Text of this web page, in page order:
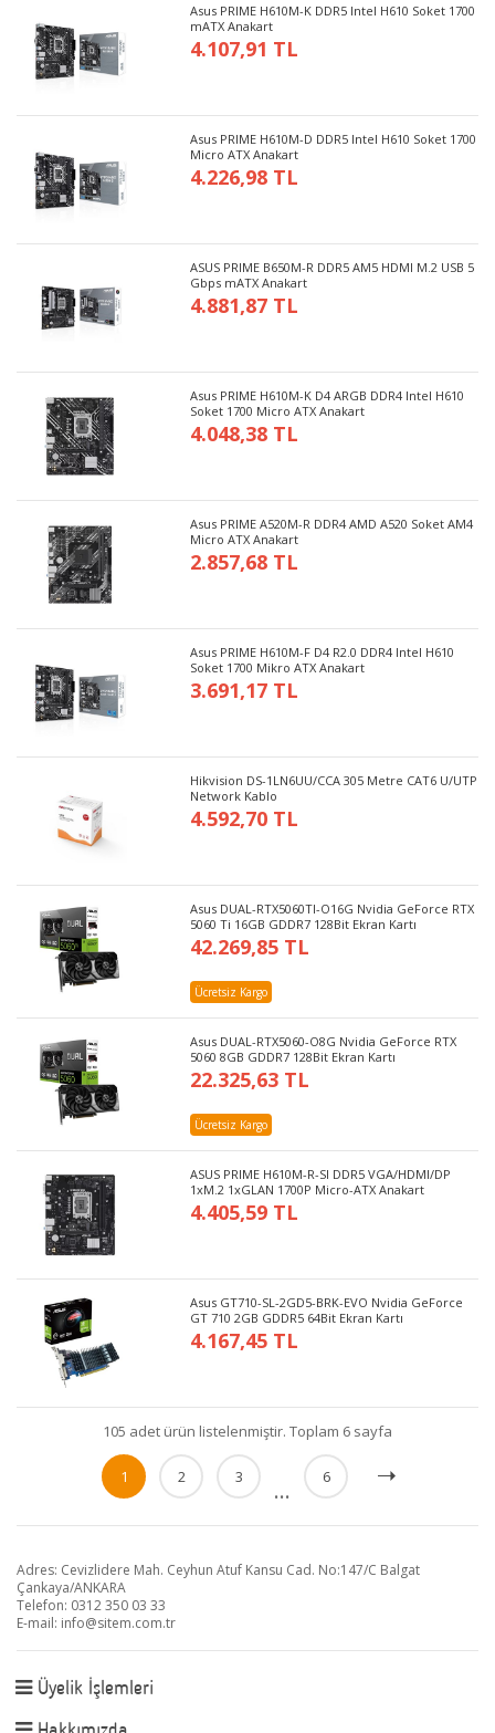
Asus PRIME H610M-K DDR5 Intel H610 Soket 1700
mATX Anakart
4.107,91 TL
Asus PRIME H610M-D DDR5 Intel H610 Soket 1700
Micro ATX Anakart
4.226,98 TL
ASUS PRIME B650M-R DDR5 AM5 HDMI M.2 USB 5
Gbps mATX Anakart
4.881,87 TL
Asus PRIME H610M-K D4 ARGB DDR4 Intel H610
Soket 1700 Micro ATX Anakart
4.048,38 TL
Asus PRIME A520M-R DDR4 AMD A520 Soket AM4
Micro ATX Anakart
2.857,68 TL
Asus PRIME H610M-F D4 R2.0 DDR4 Intel H610
Soket 1700 Mikro ATX Anakart
3.691,17 TL
Hikvision DS-1LN6UU/CCA 305 Metre CAT6 U/UTP
Network Kablo
4.592,70 TL
Asus DUAL-RTX5060TI-O16G Nvidia GeForce RTX
5060 Ti 16GB GDDR7 128Bit Ekran Kartı
42.269,85 TL
Ücretsiz Kargo
Asus DUAL-RTX5060-O8G Nvidia GeForce RTX
5060 8GB GDDR7 128Bit Ekran Kartı
22.325,63 TL
Ücretsiz Kargo
ASUS PRIME H610M-R-SI DDR5 VGA/HDMI/DP
1xM.2 1xGLAN 1700P Micro-ATX Anakart
4.405,59 TL
Asus GT710-SL-2GD5-BRK-EVO Nvidia GeForce
GT 710 2GB GDDR5 64Bit Ekran Kartı
4.167,45 TL
105 adet ürün listelenmiştir. Toplam 6 sayfa
1 2 3 ... 6
Adres: Cevizlidere Mah. Ceyhun Atuf Kansu Cad. No:147/C Balgat
Çankaya/ANKARA
Telefon: 0312 350 03 33
E-mail: info@sitem.com.tr
Üyelik İşlemleri